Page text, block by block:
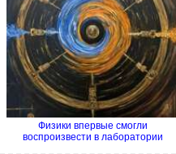
Физики впервые смогли
воспроизвести в лаборатории